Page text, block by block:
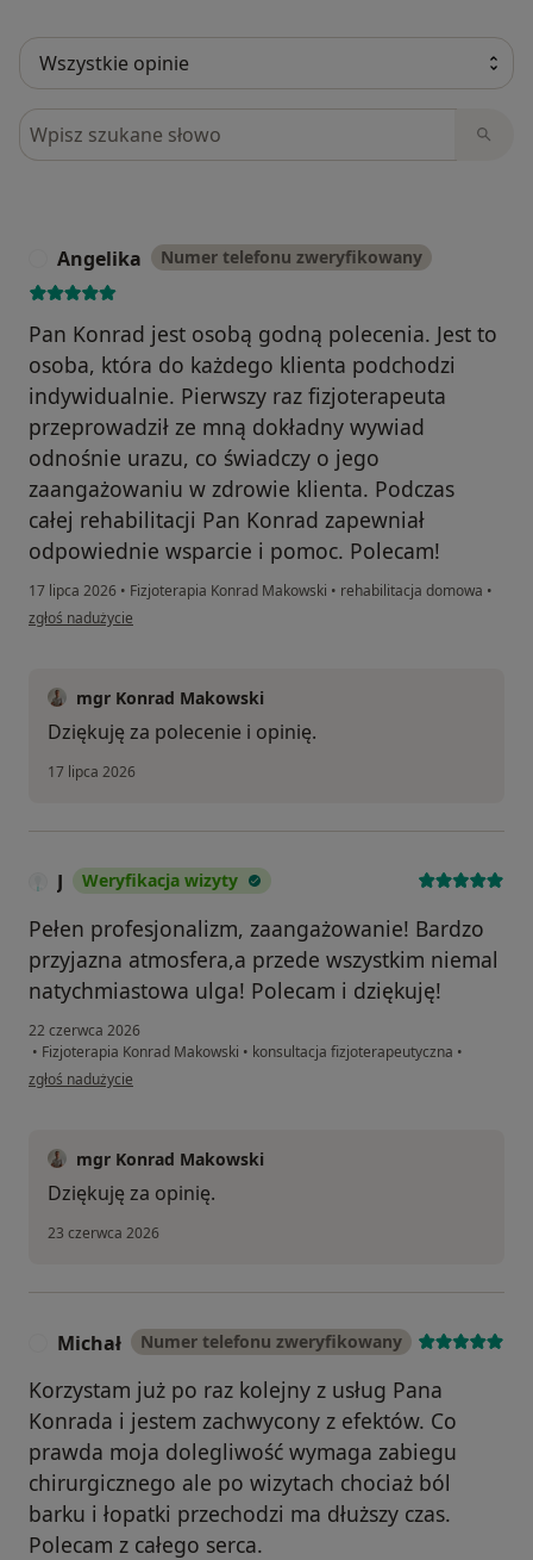
Szukaj w opiniach
Angelika Numer telefonu zweryfikowany
Pan Konrad jest osobą godną polecenia. Jest to
osoba, która do każdego klienta podchodzi
indywidualnie. Pierwszy raz fizjoterapeuta
przeprowadził ze mną dokładny wywiad
odnośnie urazu, co świadczy o jego
zaangażowaniu w zdrowie klienta. Podczas
całej rehabilitacji Pan Konrad zapewniał
odpowiednie wsparcie i pomoc. Polecam!
17 lipca 2026 • Fizjoterapia Konrad Makowski • rehabilitacja domowa •
w opinii użytkownika Angelika
zgłoś nadużycie
mgr Konrad Makowski
Dziękuję za polecenie i opinię.
17 lipca 2026
J Weryfikacja wizyty
Pełen profesjonalizm, zaangażowanie! Bardzo
przyjazna atmosfera,a przede wszystkim niemal
natychmiastowa ulga! Polecam i dziękuję!
22 czerwca 2026
• Fizjoterapia Konrad Makowski • konsultacja fizjoterapeutyczna •
w opinii użytkownika J
zgłoś nadużycie
mgr Konrad Makowski
Dziękuję za opinię.
23 czerwca 2026
Michał Numer telefonu zweryfikowany
Korzystam już po raz kolejny z usług Pana
Konrada i jestem zachwycony z efektów. Co
prawda moja dolegliwość wymaga zabiegu
chirurgicznego ale po wizytach chociaż ból
barku i łopatki przechodzi ma dłuższy czas.
Polecam z całego serca.